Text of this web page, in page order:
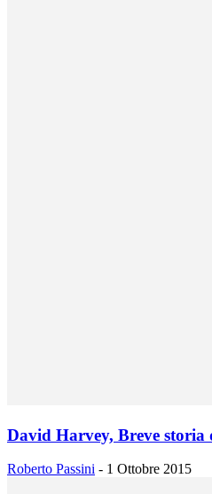
David Harvey, Breve storia
Roberto Passini - 1 Ottobre 2015